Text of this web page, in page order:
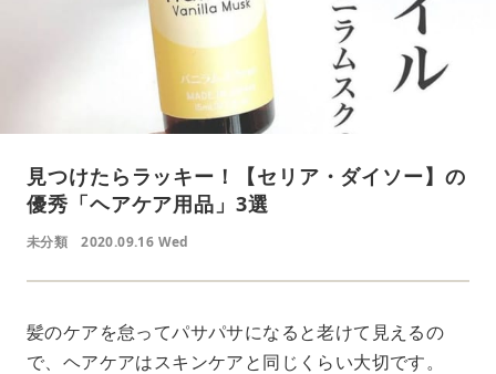
見つけたらラッキー！【セリア・ダイソー】の
優秀「ヘアケア用品」3選
未分類 2020.09.16 Wed
髪のケアを怠ってパサパサになると老けて見えるの
で、ヘアケアはスキンケアと同じくらい大切です。